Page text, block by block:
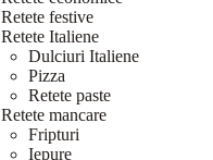
Retete festive
Retete Italiene
Dulciuri Italiene
Pizza
Retete paste
Retete mancare
Fripturi
Iepure